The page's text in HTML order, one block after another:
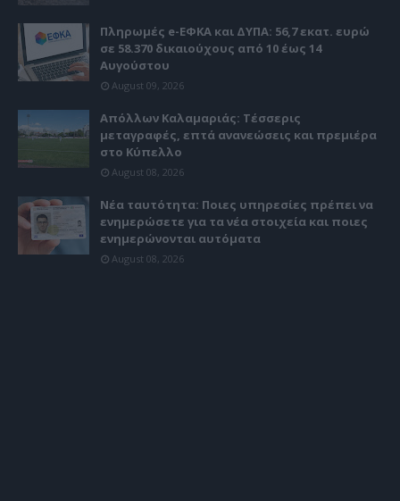
Πληρωμές e-ΕΦΚΑ και ΔΥΠΑ: 56,7 εκατ. ευρώ
σε 58.370 δικαιούχους από 10 έως 14
Αυγούστου
August 09, 2026
Απόλλων Καλαμαριάς: Τέσσερις
μεταγραφές, επτά ανανεώσεις και πρεμιέρα
στο Κύπελλο
August 08, 2026
Νέα ταυτότητα: Ποιες υπηρεσίες πρέπει να
ενημερώσετε για τα νέα στοιχεία και ποιες
ενημερώνονται αυτόματα
August 08, 2026